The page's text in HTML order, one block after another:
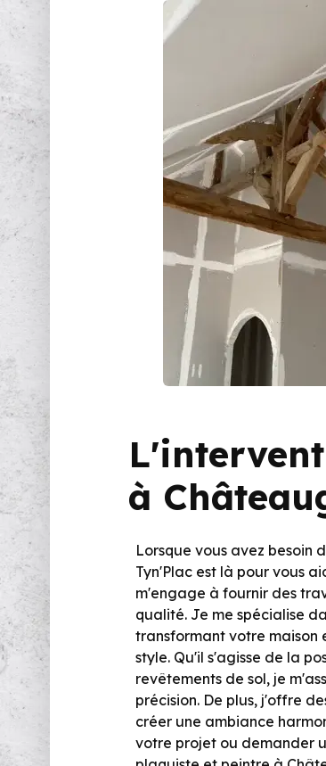
à
Lorsque vous avez besoin
Tyn'Plac est là pour vous
m'engage à fournir des
qualité. Je me spécialise
transformant votre maison
style. Qu'il s'agisse de la
revêtements de sol, je
précision. De plus, j'offre
créer une ambiance
votre projet ou demander